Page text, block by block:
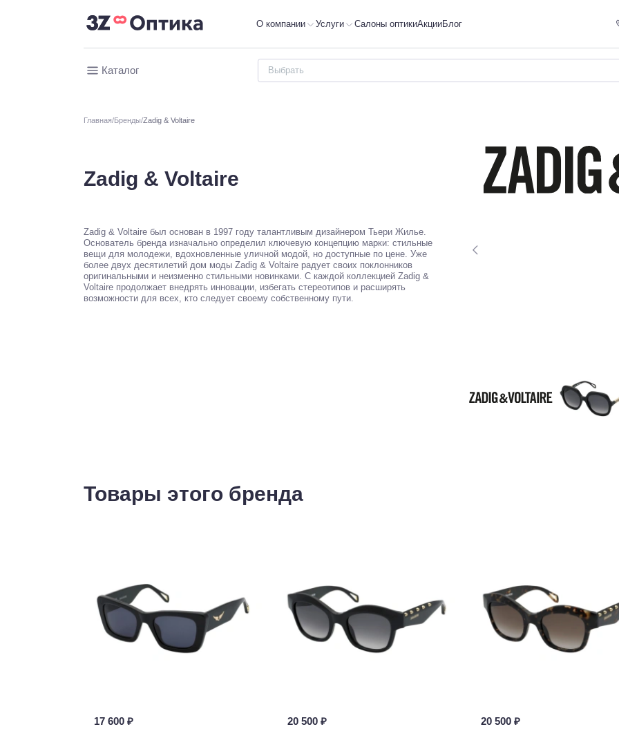
О компании Услуги Салоны оптикиАкцииБлог
Каталог
Главная Бренды Zadig & Voltaire
Zadig & Voltaire
Zadig & Voltaire был основан в 1997 году талантливым дизайнером Тьери Жилье.
Основатель бренда изначально определил ключевую концепцию марки: стильные
вещи для молодежи, вдохновленные уличной модой, но доступные по цене. Уже
более двух десятилетий дом моды Zadig & Voltaire радует своих поклонников
оригинальными и неизменно стильными новинками. С каждой коллекцией Zadig &
Voltaire продолжает внедрять инновации, избегать стереотипов и расширять
возможности для всех, кто следует своему собственному пути.
Товары этого бренда
17 600 ₽
20 500 ₽
20 500 ₽